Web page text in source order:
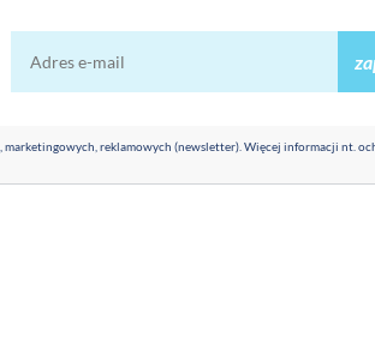
marketingowych, reklamowych (newsletter). Więcej informacji nt.